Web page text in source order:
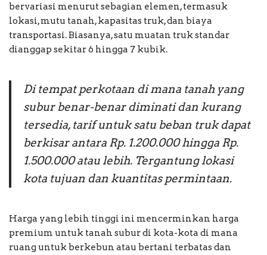
bervariasi menurut sebagian elemen, termasuk
lokasi, mutu tanah, kapasitas truk, dan biaya
transportasi. Biasanya, satu muatan truk standar
dianggap sekitar 6 hingga 7 kubik.
Di tempat perkotaan di mana tanah yang
subur benar-benar diminati dan kurang
tersedia, tarif untuk satu beban truk dapat
berkisar antara Rp. 1.200.000 hingga Rp.
1.500.000 atau lebih. Tergantung lokasi
kota tujuan dan kuantitas permintaan.
Harga yang lebih tinggi ini mencerminkan harga
premium untuk tanah subur di kota-kota di mana
ruang untuk berkebun atau bertani terbatas dan